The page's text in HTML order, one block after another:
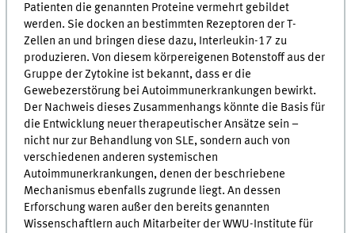
Patienten die genannten Proteine vermehrt gebildet
werden. Sie docken an bestimmten Rezeptoren der T-
Zellen an und bringen diese dazu, Interleukin-17 zu
produzieren. Von diesem körpereigenen Botenstoff aus der
Gruppe der Zytokine ist bekannt, dass er die
Gewebezerstörung bei Autoimmunerkrankungen bewirkt.
Der Nachweis dieses Zusammenhangs könnte die Basis für
die Entwicklung neuer therapeutischer Ansätze sein –
nicht nur zur Behandlung von SLE, sondern auch von
verschiedenen anderen systemischen
Autoimmunerkrankungen, denen der beschriebene
Mechanismus ebenfalls zugrunde liegt. An dessen
Erforschung waren außer den bereits genannten
Wissenschaftlern auch Mitarbeiter der WWU-Institute für